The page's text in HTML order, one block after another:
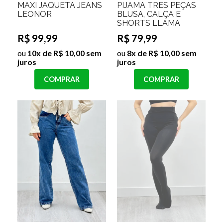
MAXI JAQUETA JEANS
LEONOR
R$ 99,99
ou 10x de R$ 10,00 sem
juros
COMPRAR
PIJAMA TRES PEÇAS
BLUSA, CALÇA E
SHORTS LLAMA
R$ 79,99
ou 8x de R$ 10,00 sem
juros
COMPRAR